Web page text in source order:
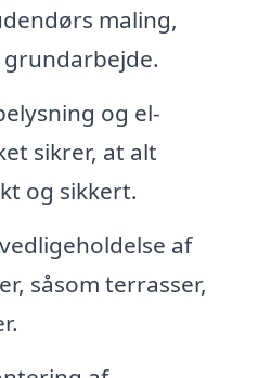
maling,
og el-
sikrer, at alt
og sikkert.
af
såsom terrasser,